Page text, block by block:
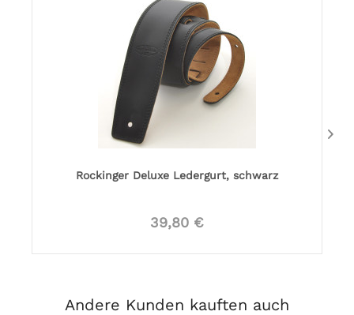
Rockinger Deluxe Ledergurt, schwarz
39,80 €
Andere Kunden kauften auch